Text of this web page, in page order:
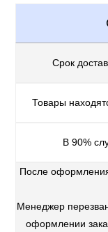
Срок
Товары
В 90%
После
Менеджер
оформлении